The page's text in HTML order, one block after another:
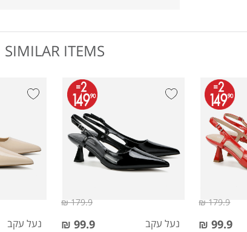
SIMILAR ITEMS
99.9 ₪
179.9 ₪
נעל עקב 99.9 ₪
179.9 ₪
נעל עקב